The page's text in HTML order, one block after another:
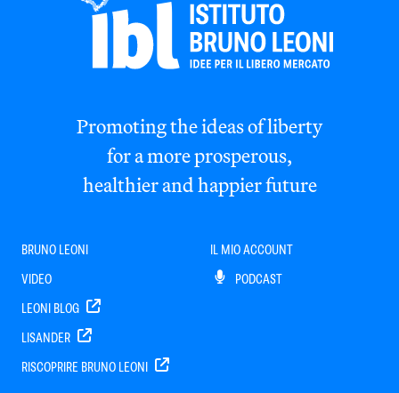
Promoting the ideas of liberty
for a more prosperous,
healthier and happier future
BRUNO LEONI
VIDEO
LEONI BLOG
LISANDER
RISCOPRIRE BRUNO LEONI
IL MIO ACCOUNT
PODCAST